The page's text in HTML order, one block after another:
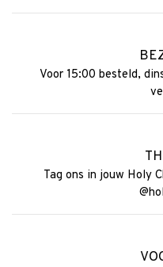
Voor 15:00 besteld,
Tag ons in jouw Holy